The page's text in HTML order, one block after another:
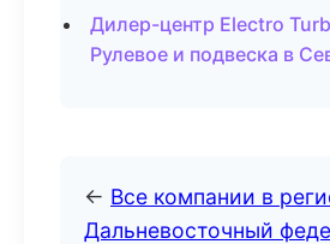
Дилер-центр Electro
Рулевое и подвеска в
← Все компании в
Дальневосточный